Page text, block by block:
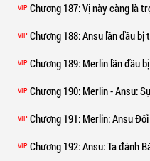
VIP Chương 187: Vị này càng là
VIP Chương 188: Ansu lần đầu bị
VIP Chương 189: Merlin lần đầu
VIP Chương 190: Merlin - Ansu: Sự
VIP Chương 191: Merlin: Ansu Đối Với
VIP Chương 192: Ansu: Ta đánh